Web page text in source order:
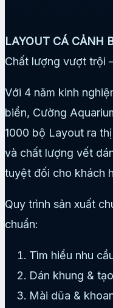
LAYOUT CÁ CẢNH
Chất lượng vượt trội
Với 4 năm kinh
biển, Cường
1000 bộ Layout ra
và chất lượng vết
tuyệt đối cho khách
Quy trình sản xuất
chuẩn:
Tìm hiểu nhu
Dán khung &
Mài dũa &